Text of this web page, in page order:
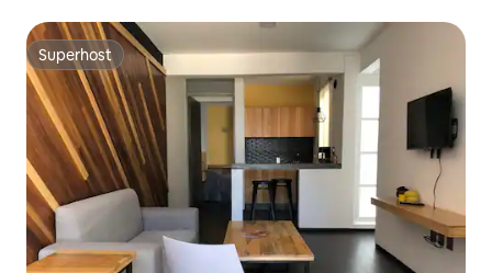
Superhost
Superhost